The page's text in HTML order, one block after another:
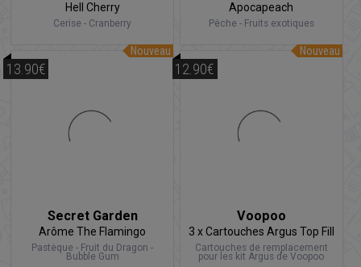
Hell Cherry
Cerise - Cranberry
Apocapeach
Pêche - Fruits exotiques
Nouveau
Secret Garden
Arôme The Flamingo
Pastèque - Fruit du Dragon -
Bubble Gum
13.90€
Nouveau
Voopoo
3 x Cartouches Argus Top Fill
Cartouches de remplacement
pour les kit Argus de Voopoo
12.90€